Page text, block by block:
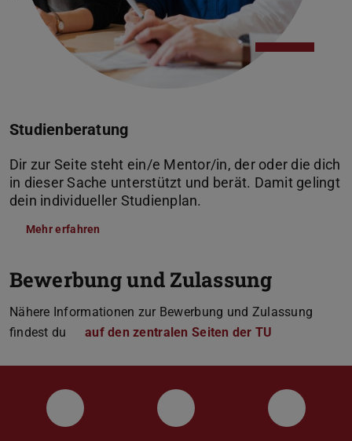
Studienberatung
Dir zur Seite steht ein/e Mentor/in, der oder die dich
in dieser Sache unterstützt und berät. Damit gelingt
dein individueller Studienplan.
Mehr erfahren
Bewerbung und Zulassung
Nähere Informationen zur Bewerbung und Zulassung
findest du
auf den zentralen Seiten der TU
Instagram YouTube